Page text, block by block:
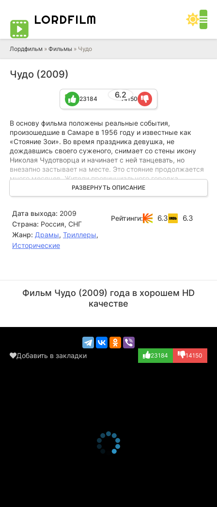
LORDFILM
Лордфильм » Фильмы » Чудо
Чудо (2009)
6.2
23184 14150
В основу фильма положены реальные события,
произошедшие в Самаре в 1956 году и известные как
«Стояние Зои». Во время праздника девушка, не
дождавшись своего суженого, снимает со стены икону
Николая Чудотворца и начинает с ней танцевать, но
внезапно застывает на месте. Это стояние продолжается
много месяцев. Жители провинциального городка
напуганы этим необычайным событием, которое
обрастает слухами и домыслами. Чтобы попытаться
столичной газеты…
РАЗВЕРНУТЬ ОПИСАНИЕ
Дата выхода: 2009
Страна: Россия, СНГ
Жанр: Драмы, Триллеры,
Исторические
Рейтинги: 6.3 6.3
(Пашка)
(Галя)
Фильм Чудо (2009) года в хорошем HD
качестве
Добавить в закладки 23184 14150